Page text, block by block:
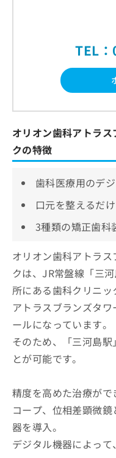
TEL
オリオン歯科アトラ
クの特徴
歯科医療用のデ
口元を整えるだ
3種類の矯正歯科
オリオン歯科アトラ
クは、JR常盤線「三
所にある歯科クリニッ
アトラスブランズタ
ールになっています。
そのため、「三河島
とが可能です。
精度を高めた治療が
コープ、位相差顕微
器を導入。
デジタル機器によって